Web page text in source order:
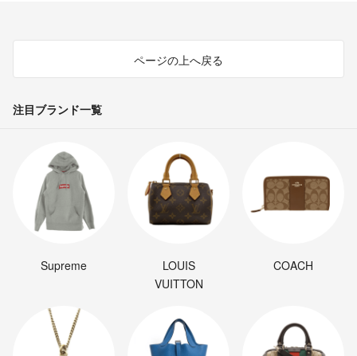
ページの上へ戻る
注目ブランド一覧
Supreme
LOUIS
VUITTON
COACH